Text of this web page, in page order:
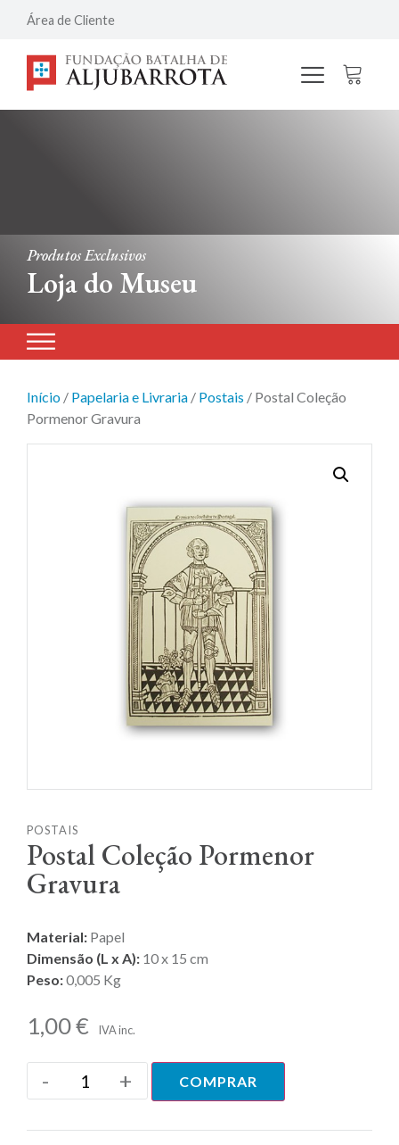
Área de Cliente
Produtos Exclusivos
Loja do Museu
Início / Papelaria e Livraria / Postais / Postal Coleção
Pormenor Gravura
POSTAIS
Postal Coleção Pormenor
Gravura
Material: Papel
Dimensão (L x A): 10 x 15 cm
Peso:0,005 Kg
1,00€ IVA inc.
- + COMPRAR